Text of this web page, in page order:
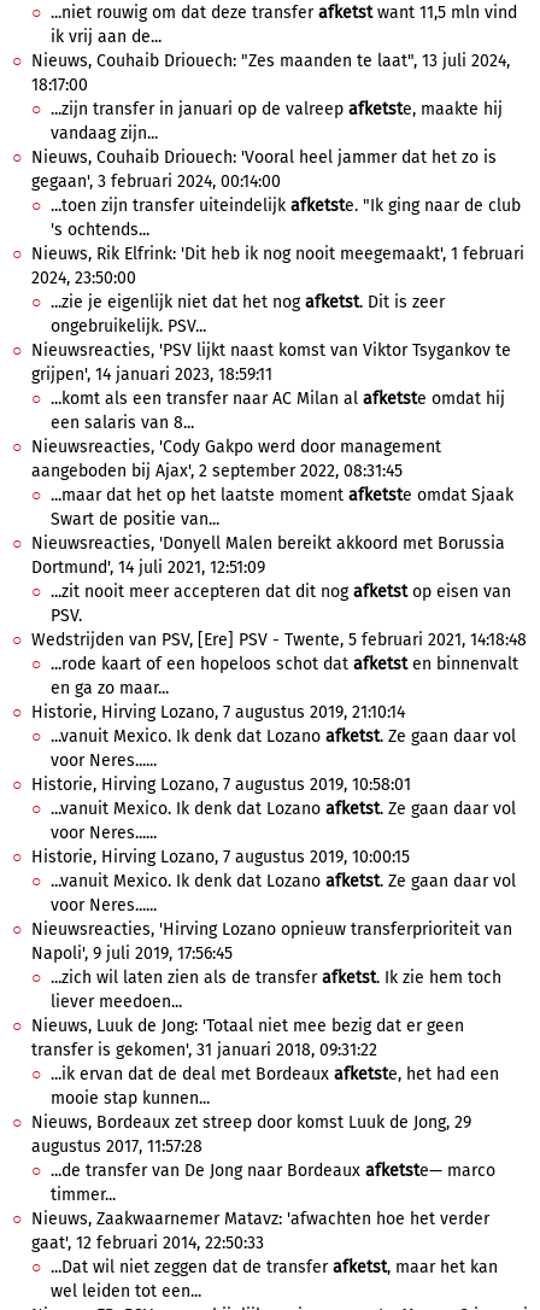
...niet rouwig om dat deze transferafketstwant 11,5 mln vind
ik vrij aan de...
Nieuws, Couhaib Driouech: "Zes maanden te laat", 13 juli 2024,
18:17:00
...zijn transfer in januari op de valreep afketste, maakte hij
vandaag zijn...
Nieuws, Couhaib Driouech: 'Vooral heel jammer dat het zo is
gegaan', 3 februari 2024, 00:14:00
...toen zijn transfer uiteindelijk afketste. "Ik ging naar de club
's ochtends...
Nieuws, Rik Elfrink: 'Dit heb ik nog nooit meegemaakt', 1 februari
2024, 23:50:00
...zie je eigenlijk niet dat het nogafketst. Dit is zeer
ongebruikelijk. PSV...
Nieuwsreacties, 'PSV lijkt naast komst van Viktor Tsygankov te
grijpen', 14 januari 2023, 18:59:11
...komt als een transfer naar AC Milan al afketste omdat hij
een salaris van 8...
Nieuwsreacties, 'Cody Gakpo werd door management
aangeboden bij Ajax', 2 september 2022, 08:31:45
...maar dat het op het laatste moment afketste omdat Sjaak
Swart de positie van...
Nieuwsreacties, 'Donyell Malen bereikt akkoord met Borussia
Dortmund', 14 juli 2021, 12:51:09
...zit nooit meer accepteren dat dit nogafketstop eisen van
PSV.
Wedstrijden van PSV, [Ere] PSV - Twente, 5 februari 2021, 14:18:48
...rode kaart of een hopeloos schot dat afketsten binnenvalt
en ga zo maar...
Historie, Hirving Lozano, 7 augustus 2019, 21:10:14
...vanuit Mexico. Ik denk dat Lozano afketst. Ze gaan daar vol
voor Neres......
Historie, Hirving Lozano, 7 augustus 2019, 10:58:01
...vanuit Mexico. Ik denk dat Lozano afketst. Ze gaan daar vol
voor Neres......
Historie, Hirving Lozano, 7 augustus 2019, 10:00:15
...vanuit Mexico. Ik denk dat Lozano afketst. Ze gaan daar vol
voor Neres......
Nieuwsreacties, 'Hirving Lozano opnieuw transferprioriteit van
Napoli', 9 juli 2019, 17:56:45
...zich wil laten zien als de transferafketst. Ik zie hem toch
liever meedoen...
Nieuws, Luuk de Jong: 'Totaal niet mee bezig dat er geen
transfer is gekomen', 31 januari 2018, 09:31:22
...ik ervan dat de deal met Bordeaux afketste, het had een
mooie stap kunnen...
Nieuws, Bordeaux zet streep door komst Luuk de Jong, 29
augustus 2017, 11:57:28
...de transfer van De Jong naar Bordeaux afketste— marco
timmer...
Nieuws, Zaakwaarnemer Matavz: 'afwachten hoe het verder
gaat', 12 februari 2014, 22:50:33
...Dat wil niet zeggen dat de transferafketst, maar het kan
wel leiden tot een...